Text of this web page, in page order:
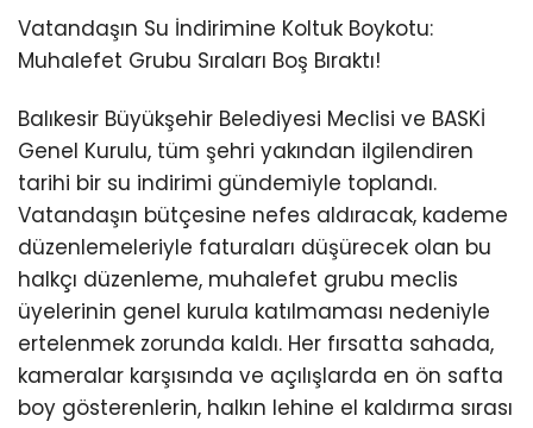
Vatandaşın Su İndirimine Koltuk Boykotu:
Muhalefet Grubu Sıraları Boş Bıraktı!
Balıkesir Büyükşehir Belediyesi Meclisi ve BASKİ
Genel Kurulu, tüm şehri yakından ilgilendiren
tarihi bir su indirimi gündemiyle toplandı.
Vatandaşın bütçesine nefes aldıracak, kademe
düzenlemeleriyle faturaları düşürecek olan bu
halkçı düzenleme, muhalefet grubu meclis
üyelerinin genel kurula katılmaması nedeniyle
ertelenmek zorunda kaldı. Her fırsatta sahada,
kameralar karşısında ve açılışlarda en ön safta
boy gösterenlerin, halkın lehine el kaldırma sırası